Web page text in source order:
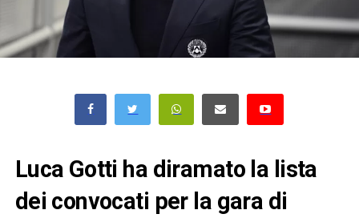
Luca Gotti ha diramato la lista
dei convocati per la gara di